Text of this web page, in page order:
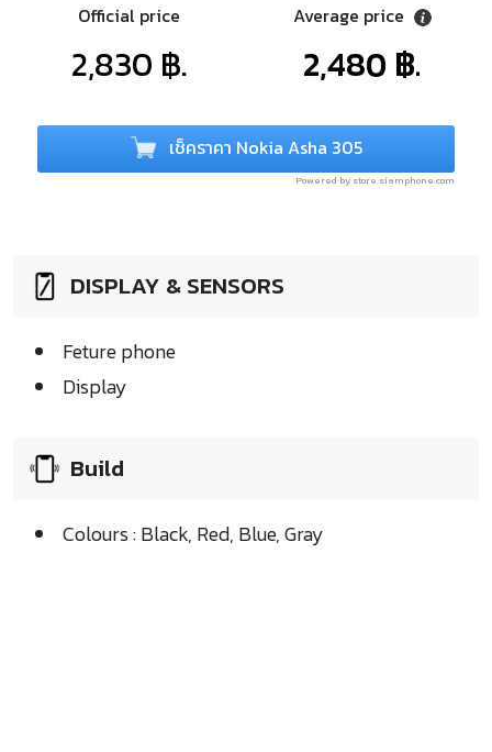
Official price
2,830 ฿.
Average price
2,480 ฿.
เช็คราคา Nokia Asha 305
Powered by store.siamphone.com
DISPLAY & SENSORS
Feture phone
Display
Build
Colours : Black, Red, Blue, Gray